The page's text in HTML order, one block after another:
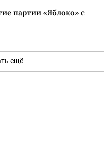
партии «Яблоко» с
ещё